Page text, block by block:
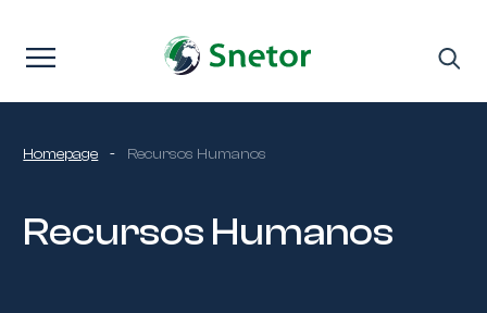
Homepage - Recursos Humanos
Recursos Humanos